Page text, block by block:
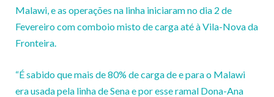
Malawi, e as operações na linha iniciaram no dia 2 de
Fevereiro com comboio misto de carga até à Vila-Nova da
Fronteira.
“É sabido que mais de 80% de carga de e para o Malawi
era usada pela linha de Sena e por esse ramal Dona-Ana